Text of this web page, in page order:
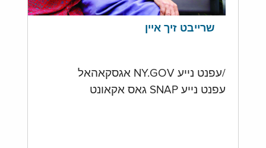
שרייבט זיך איין
/עפנט נייע NY.GOV אגסקאהאל
עפנט נייע SNAP גאס אקאונט